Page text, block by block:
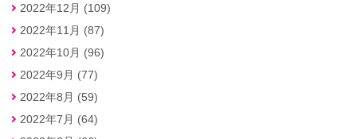
2022年12月 (109)
2022年11月 (87)
2022年10月 (96)
2022年9月 (77)
2022年8月 (59)
2022年7月 (64)